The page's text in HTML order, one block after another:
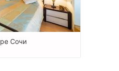
Сочи